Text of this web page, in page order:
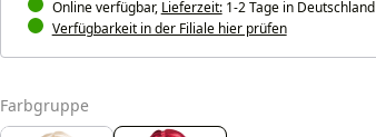
Online verfügbar, Lieferzeit:1-2 Tage in Deutschland
Verfügbarkeit in der Filiale hier prüfen
Farbgruppeauswählen